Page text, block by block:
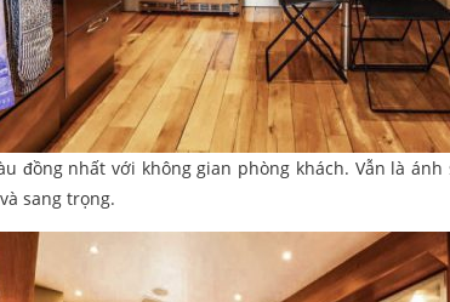
đồng nhất với không gian phòng khách. Vẫn là
sang trọng.